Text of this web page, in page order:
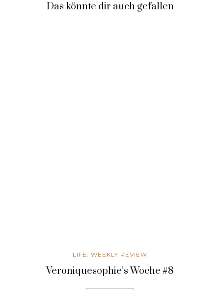
Das könnte dir auch gefallen
LIFE, WEEKLY REVIEW
Veroniquesophie’s Woche #8